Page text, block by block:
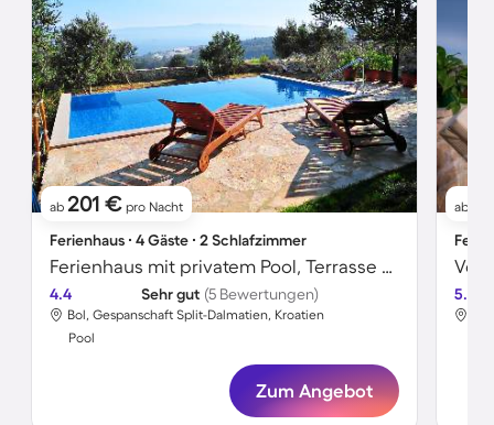
ab 201 € pro Nacht
Ferienhaus ∙ 4 Gäste ∙ 2 Schlafzimmer
Ferienhaus mit privatem Pool, Terrasse und Garten
4.4 Sehr gut (5 Bewertungen)
Bol, Gespanschaft Split-Dalmatien, Kroatien
Pool
Zum Angebot
ab
5.0